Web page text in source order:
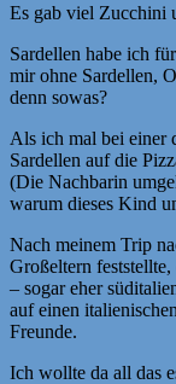
Es gab viel Zucchini
Sardellen habe ich
mir ohne Sardellen,
denn sowas?
Als ich mal bei einer
Sardellen auf die
(Die Nachbarin
warum dieses Kind
Nach meinem Trip
Großeltern
– sogar eher
auf einen
Freunde.
Ich wollte da all das